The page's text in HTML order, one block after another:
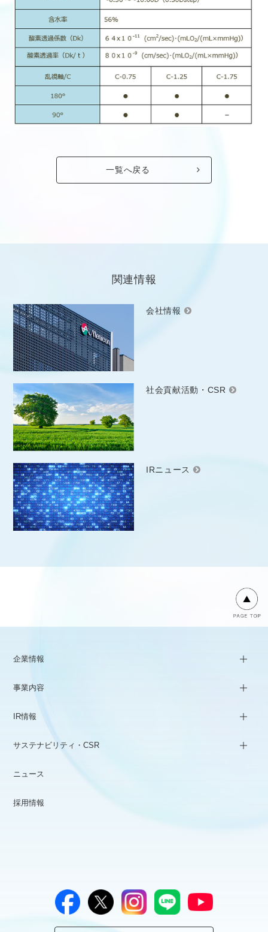
一覧へ戻る
関連情報
会社情報
社会貢献活動・CSR
IRニュース
企業情報
事業内容
IR情報
サステナビリティ・CSR
ニュース
採用情報